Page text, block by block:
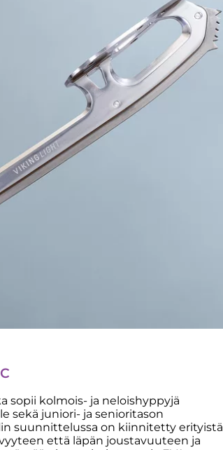
sopii kolmois- ja neloishyppyjä
sekä juniori- ja senioritason
suunnittelussa on kiinnitetty erityistä
että läpän joustavuuteen ja